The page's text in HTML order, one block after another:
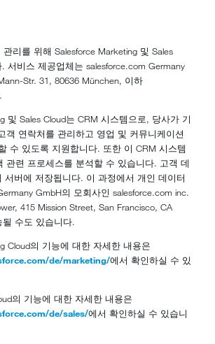
리를 위해 Salesforce Marketing 및 Sales
서비스 제공업체는 salesforce.com Germany
Str. 31, 80636 München, 이하
및 Sales Cloud는 CRM 시스템으로, 당사가 기
객 연락처를 관리하고 영업 및 커뮤니케이션
수 있도록 지원합니다. 또한 이 CRM 시스템
관련 프로세스를 분석할 수 있습니다. 고객 데
서버에 저장됩니다. 이 과정에서 개인 데이터
GmbH의 모회사인 salesforce.com inc.
415 Mission Street, San Francisco, CA
수도 있습니다.
Cloud의 기능에 대한 자세한 내용은
de/marketing/에서 확인하실 수 있
의 기능에 대한 자세한 내용은
de/sales/에서 확인하실 수 있습니